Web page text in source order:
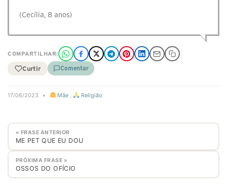
(Cecília, 8 anos)
COMPARTILHAR:
Curtir Comentar
17/06/2023 • Mãe , Religião
« FRASE ANTERIOR
ME PET QUE EU DOU
PRÓXIMA FRASE »
OSSOS DO OFÍCIO